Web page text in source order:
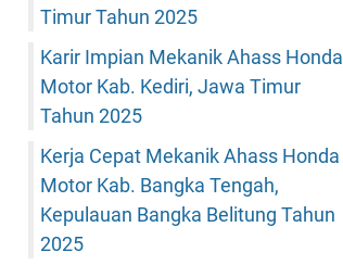
Timur Tahun 2025
Karir Impian Mekanik Ahass Honda
Motor Kab. Kediri, Jawa Timur
Tahun 2025
Kerja Cepat Mekanik Ahass Honda
Motor Kab. Bangka Tengah,
Kepulauan Bangka Belitung Tahun
2025